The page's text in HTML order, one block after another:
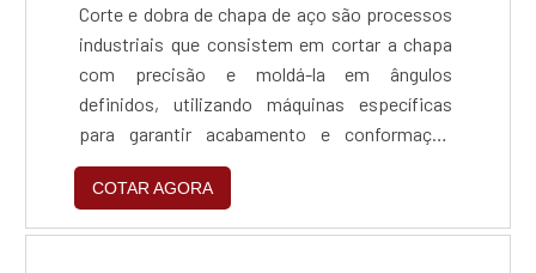
Corte e dobra de chapa de aço são processos
industriais que consistem em cortar a chapa
com precisão e moldá-la em ângulos
definidos, utilizando máquinas específicas
para garantir acabamento e conformação
exata conforme projeto.
COTAR AGORA